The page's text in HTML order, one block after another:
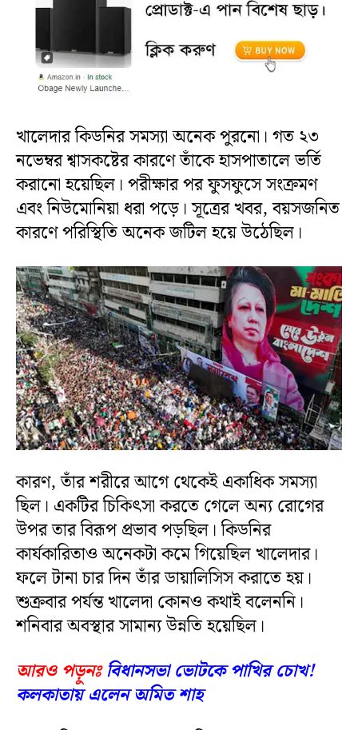
খালেদার কিডনির সমস্যা অনেক পুরনো। গত ২৩
নভেম্বর শ্বাসকষ্টের কারণে তাঁকে হাসপাতালে ভর্তি
করানো হয়েছিল। পরীক্ষার পর ফুসফুসে সংক্রমণ
এবং নিউমোনিয়া ধরা পড়ে। সূত্রের খবর, বয়সজনিত
কারণে পরিস্থিতি অনেক জটিল হয়ে উঠেছিল।
কারণ, তাঁর শরীরে আগে থেকেই একাধিক সমস্যা
ছিল। একটির চিকিৎসা করতে গেলে অন্য রোগের
উপর তার বিরূপ প্রভাব পড়ছিল। কিডনির
কার্যকারিতাও অনেকটা কমে গিয়েছিল খালেদার।
ফলে টানা চার দিন তাঁর ডায়ালিসিস করাতে হয়।
শুক্রবার পর্যন্ত খালেদা কোনও কথাই বলেননি।
শনিবার অবস্থার সামান্য উন্নতি হয়েছিল।
আরও পড়ুনঃ বিধানসভা ভোটকে পাখির চোখ!
কলকাতায় এলেন অমিত শাহ